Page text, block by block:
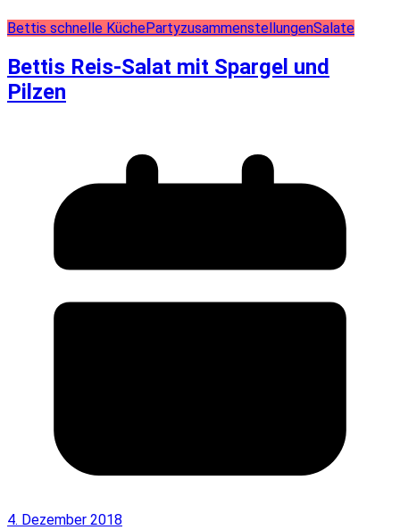
Bettis schnelle KüchePartyzusammenstellungenSalate
Bettis Reis-Salat mit Spargel und
Pilzen
4. Dezember 2018